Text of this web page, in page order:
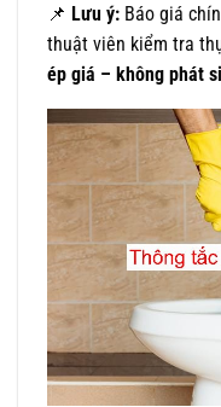
📌 Lưu ý: Báo giá
thuật viên kiểm tra
ép giá – không phát